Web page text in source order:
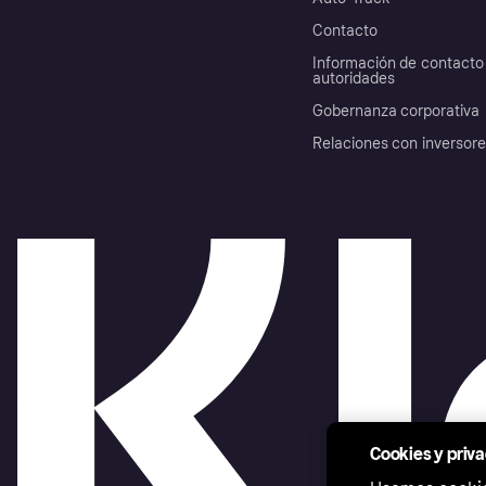
Contacto
Información de
autoridades
Gobernanza corporativa
Relaciones con
Cookies y